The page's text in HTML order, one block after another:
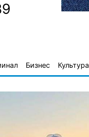
Бизнес Культура